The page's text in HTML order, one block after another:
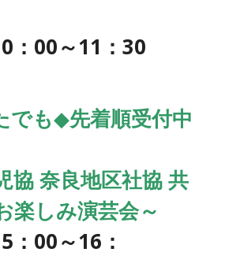
00～11：30
でも◆先着順受付中
協 奈良地区社協 共
しみ演芸会～
00～16：